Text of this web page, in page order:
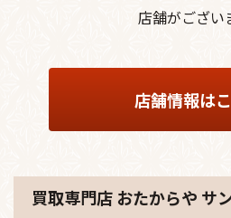
店舗がござい
店舗情報は
買取専門店 おたからや サ